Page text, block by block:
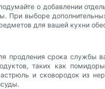
о добавлении
При выборе
для вашей кухни
продления срока службы
таких как
и сковородок из